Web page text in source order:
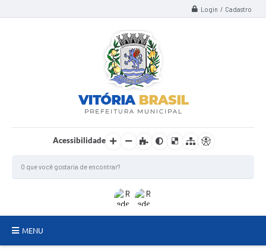
Login / Cadastro
Acessibilidade
MENU